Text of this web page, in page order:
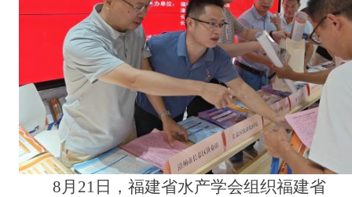
8月21日， 福建省水产学会组织福建省